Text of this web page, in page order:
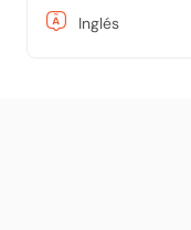
Inglés